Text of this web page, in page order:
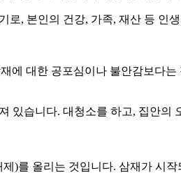
, 본인의 건강, 가족, 재산 등 인
에 대한 공포심이나 불안감보다
있습니다. 대청소를 하고, 집안의
)를 올리는 것입니다. 삼재가 시